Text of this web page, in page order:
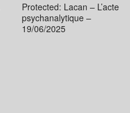
Protected: Lacan – L’acte
psychanalytique –
19/06/2025